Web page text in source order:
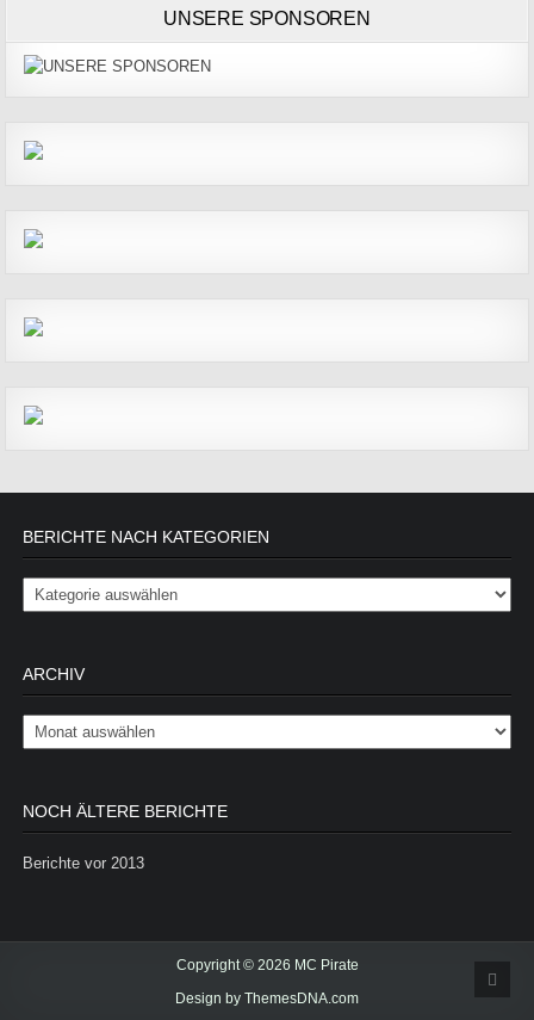
UNSERE SPONSOREN
BERICHTE NACH KATEGORIEN
Berichte nach Kategorien
ARCHIV
Archiv
NOCH ÄLTERE BERICHTE
Berichte vor 2013
Copyright © 2026 MC Pirate
Design by ThemesDNA.com